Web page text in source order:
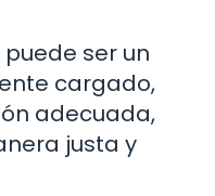
ser un
cargado,
adecuada,
justa y